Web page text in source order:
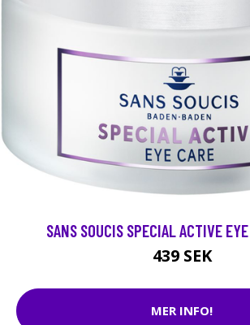
SANS SOUCIS SPECIAL ACTIVE
439 SEK
MER INFO!